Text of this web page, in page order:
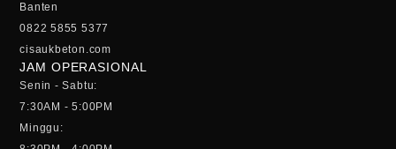
Banten
0822 5855 5377
cisaukbeton.com
JAM OPERASIONAL
Senin - Sabtu:
7:30AM - 5:00PM
Minggu: